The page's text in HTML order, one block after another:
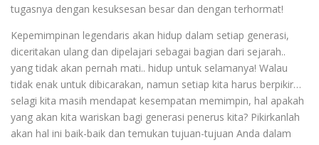
tugasnya dengan kesuksesan besar dan dengan terhormat!
Kepemimpinan legendaris akan hidup dalam setiap generasi,
diceritakan ulang dan dipelajari sebagai bagian dari sejarah..
yang tidak akan pernah mati.. hidup untuk selamanya! Walau
tidak enak untuk dibicarakan, namun setiap kita harus berpikir…
selagi kita masih mendapat kesempatan memimpin, hal apakah
yang akan kita wariskan bagi generasi penerus kita? Pikirkanlah
akan hal ini baik-baik dan temukan tujuan-tujuan Anda dalam